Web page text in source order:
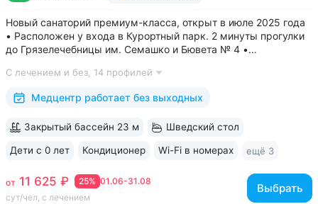
Новый санаторий премиум-класса, открыт в июле 2025 года
• Расположен у входа в Курортный парк. 2 минуты прогулки
до Грязелечебницы им. Семашко и Бювета № 4 •
Бесплатное посещение включено во все виды путёвок •
Трёхразовое питание...
С лечением и без, 14 профилей
Медцентр работает без выходных
01.06-31.08
25%
от 11 625 ₽
сут/чел, с лечением
Выбрать
Закрытый бассейн 23 м Шведский стол
Дети с 0 лет Кондиционер Wi-Fi в номерах ещё 3